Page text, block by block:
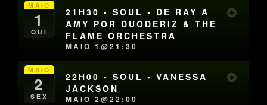
MAIO
1
QUI
21H30 • SOUL • DE RAY A
AMY POR DUODERIZ & THE
FLAME ORCHESTRA
MAIO 1@21:30
MAIO
2
SEX
22H00 • SOUL • VANESSA
JACKSON
MAIO 2@22:00